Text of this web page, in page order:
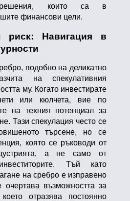
решения, които са в
финансови цели.
риск: Навигация в
подобно на деликатно
на спекулативния
му. Когато инвестирате
или кюлчета, вие по
на техния потенциал за
Тази спекулация често се
търсене, но се
която се ръководи от
а не само от
Тъй като
на сребро е изправено
очертава възможността за
отразява постоянно